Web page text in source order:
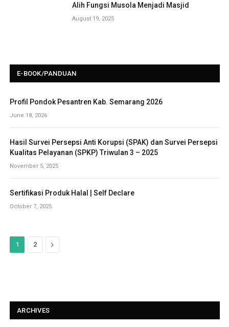
Alih Fungsi Musola Menjadi Masjid
August 19, 2025
E-BOOK/PANDUAN
Profil Pondok Pesantren Kab. Semarang 2026
June 18, 2026
Hasil Survei Persepsi Anti Korupsi (SPAK) dan Survei Persepsi
Kualitas Pelayanan (SPKP) Triwulan 3 – 2025
November 5, 2025
Sertifikasi Produk Halal | Self Declare
October 7, 2025
1 2
N
ARCHIVES